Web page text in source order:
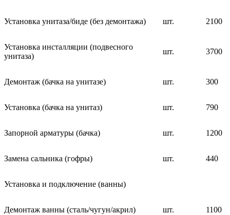
Установка унитаза/биде (без демонтажа) шт. 2100
Установка инсталляции (подвесного
унитаза)
шт. 3700
Демонтаж (бачка на унитазе) шт. 300
Установка (бачка на унитаз) шт. 790
Запорной арматуры (бачка) шт. 1200
Замена сальника (гофры) шт. 440
Установка и подключение (ванны)
Демонтаж ванны (сталь/чугун/акрил) шт. 1100